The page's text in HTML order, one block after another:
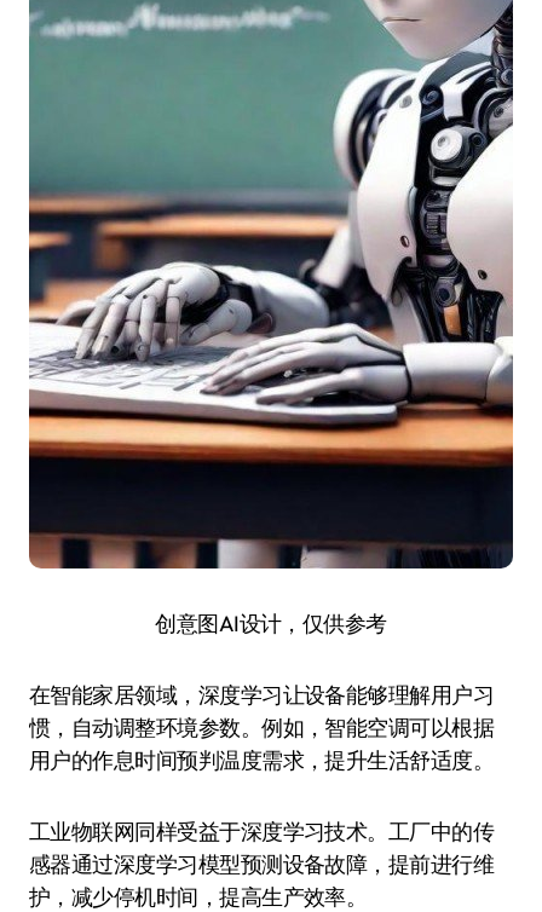
创意图AI设计，仅供参考
在智能家居领域，深度学习让设备能够理解用户习
惯，自动调整环境参数。例如，智能空调可以根据
用户的作息时间预判温度需求，提升生活舒适度。
工业物联网同样受益于深度学习技术。工厂中的传
感器通过深度学习模型预测设备故障，提前进行维
护，减少停机时间，提高生产效率。